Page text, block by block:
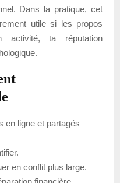
Dans la pratique, cet
utile si les propos
ta réputation
en ligne et partagés
en conflit plus large.